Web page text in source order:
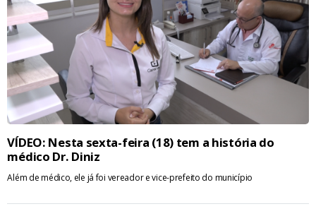
VÍDEO: Nesta sexta-feira (18) tem a história do
médico Dr. Diniz
Além de médico, ele já foi vereador e vice-prefeito do município